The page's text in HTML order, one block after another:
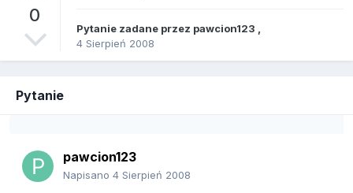
0
Pytanie zadane przez pawcion123
4 Sierpień 2008
Pytanie
pawcion123
Napisano 4 Sierpień 2008